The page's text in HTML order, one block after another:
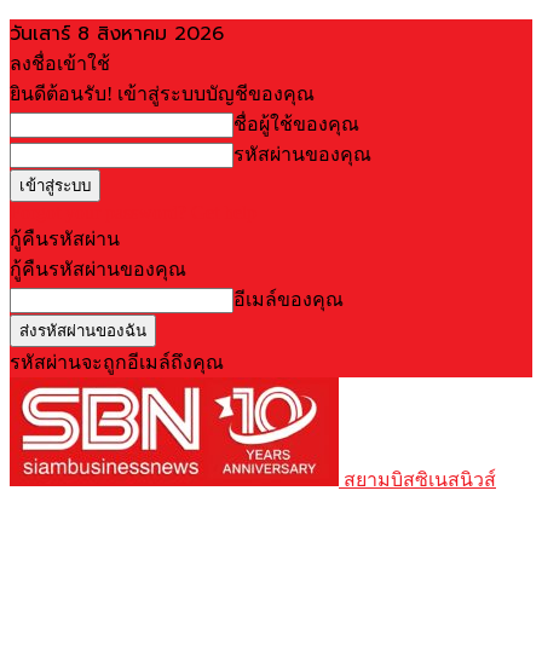
วันเสาร์ 8 สิงหาคม 2026
ลงชื่อเข้าใช้
ยินดีต้อนรับ! เข้าสู่ระบบบัญชีของคุณ
ชื่อผู้ใช้ของคุณ
รหัสผ่านของคุณ
กู้คืนรหัสผ่าน
กู้คืนรหัสผ่านของคุณ
อีเมล์ของคุณ
รหัสผ่านจะถูกอีเมล์ถึงคุณ
สยามบิสซิเนสนิวส์